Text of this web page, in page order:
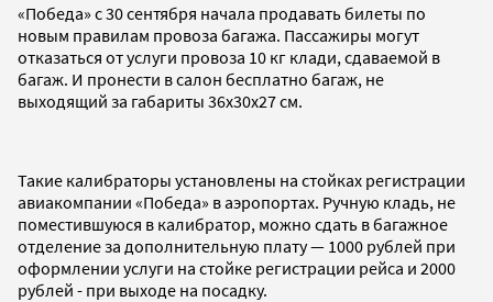
«Победа» с 30 сентября начала продавать билеты по
новым правилам провоза багажа. Пассажиры могут
отказаться от услуги провоза 10 кг клади, сдаваемой в
багаж. И пронести в салон бесплатно багаж, не
выходящий за габариты 36x30x27 см.
Такие калибраторы установлены на стойках регистрации
авиакомпании «Победа» в аэропортах. Ручную кладь, не
поместившуюся в калибратор, можно сдать в багажное
отделение за дополнительную плату — 1000 рублей при
оформлении услуги на стойке регистрации рейса и 2000
рублей - при выходе на посадку.